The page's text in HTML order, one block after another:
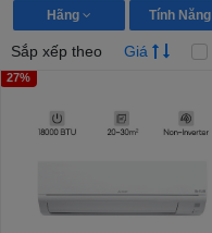
Hãng Tính Năng
Sắp xếp theo Giá
27%